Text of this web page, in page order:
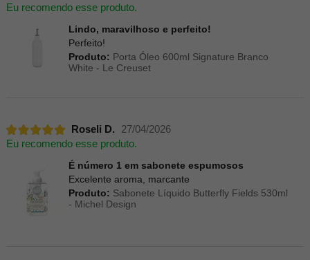
Eu recomendo esse produto.
Lindo, maravilhoso e perfeito!
Perfeito!
Produto: Porta Óleo 600ml Signature Branco
White - Le Creuset
Roseli D.
27/04/2026
Eu recomendo esse produto.
É número 1 em sabonete espumosos
Excelente aroma, marcante
Produto: Sabonete Líquido Butterfly Fields 530ml
- Michel Design